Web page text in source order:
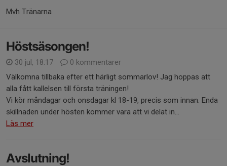
Mvh Tränarna
Höstsäsongen!
30 jul, 18:17
0 kommentarer
Välkomna tillbaka efter ett härligt sommarlov! Jag hoppas att
alla fått kallelsen till första träningen!
Vi kör måndagar och onsdagar kl 18-19, precis som innan. Enda
skillnaden under hösten kommer vara att vi delat in...
Läs mer
Avslutning!